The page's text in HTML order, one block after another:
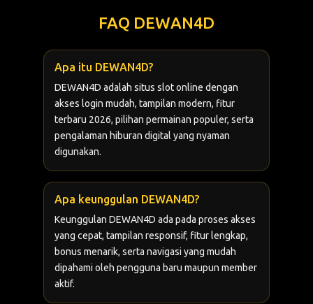
FAQ DEWAN4D
Apa itu DEWAN4D?
DEWAN4D adalah situs slot online dengan
akses login mudah, tampilan modern, fitur
terbaru 2026, pilihan permainan populer, serta
pengalaman hiburan digital yang nyaman
digunakan.
Apa keunggulan DEWAN4D?
Keunggulan DEWAN4D ada pada proses akses
yang cepat, tampilan responsif, fitur lengkap,
bonus menarik, serta navigasi yang mudah
dipahami oleh pengguna baru maupun member
aktif.